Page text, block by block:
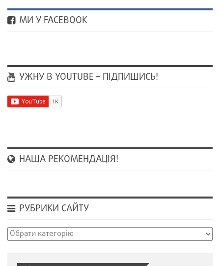
МИ У FACEBOOK
УЖНУ В YOUTUBE – ПІДПИШИСЬ!
НАША РЕКОМЕНДАЦІЯ!
РУБРИКИ САЙТУ
Рубрики